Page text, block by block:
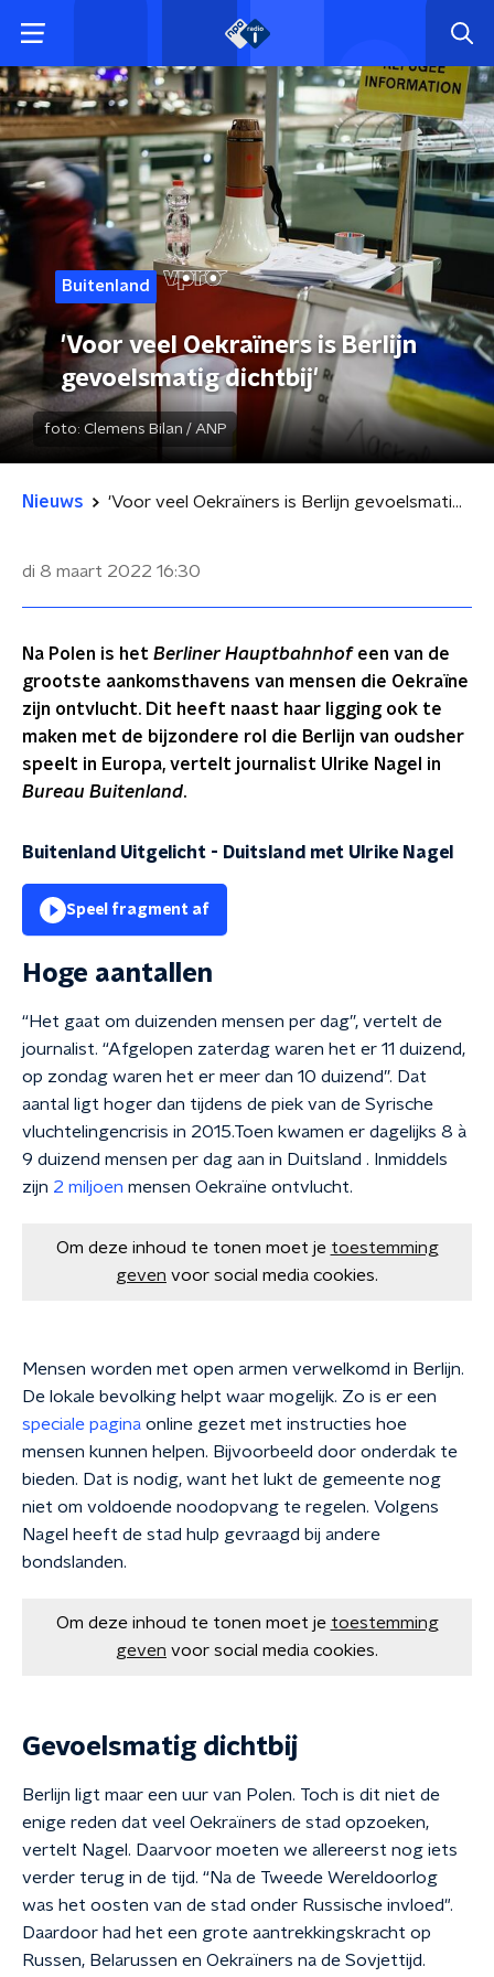
Buitenland
'Voor veel Oekraïners is Berlijn
gevoelsmatig dichtbij'
foto: Clemens Bilan / ANP
Nieuws 'Voor veel Oekraïners is Berlijn gevoelsmatig dichtbij'
di 8 maart 2022 16:30
Na Polen is het Berliner Hauptbahnhofeen van de
grootste aankomsthavens van mensen die Oekraïne
zijn ontvlucht. Dit heeft naast haar ligging ook te
maken met de bijzondere rol die Berlijn van oudsher
speelt in Europa, vertelt journalist Ulrike Nagel in
Bureau Buitenland.
Buitenland Uitgelicht - Duitsland met Ulrike Nagel
Speel fragment af
Hoge aantallen
“Het gaat om duizenden mensen per dag”, vertelt de
journalist. “Afgelopen zaterdag waren het er 11 duizend,
op zondag waren het er meer dan 10 duizend”. Dat
aantal ligt hoger dan tijdens de piek van de Syrische
vluchtelingencrisis in 2015.Toen kwamen er dagelijks 8 à
9 duizend mensen per dag aan in Duitsland . Inmiddels
zijn 2 miljoen mensen Oekraïne ontvlucht.
Om deze inhoud te tonen moet je toestemming
geven voor social media cookies.
Mensen worden met open armen verwelkomd in Berlijn.
De lokale bevolking helpt waar mogelijk. Zo is er een
speciale pagina online gezet met instructies hoe
mensen kunnen helpen. Bijvoorbeeld door onderdak te
bieden. Dat is nodig, want het lukt de gemeente nog
niet om voldoende noodopvang te regelen. Volgens
Nagel heeft de stad hulp gevraagd bij andere
bondslanden.
Om deze inhoud te tonen moet je toestemming
geven voor social media cookies.
Gevoelsmatig dichtbij
Berlijn ligt maar een uur van Polen. Toch is dit niet de
enige reden dat veel Oekraïners de stad opzoeken,
vertelt Nagel. Daarvoor moeten we allereerst nog iets
verder terug in de tijd. “Na de Tweede Wereldoorlog
was het oosten van de stad onder Russische invloed".
Daardoor had het een grote aantrekkingskracht op
Russen, Belarussen en Oekraïners na de Sovjettijd.